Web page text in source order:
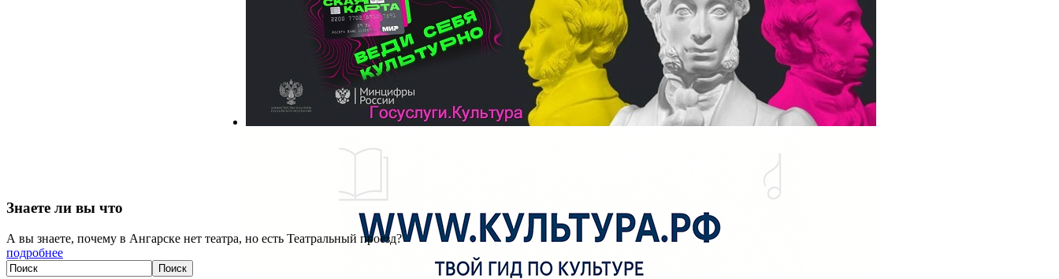
Знаете ли вы что
А вы знаете, почему в Ангарске нет театра, но есть Театральный проезд?
подробнее